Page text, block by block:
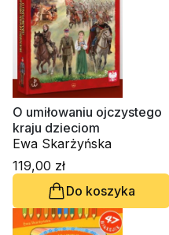
O umiłowaniu ojczystego
kraju dzieciom
Ewa Skarżyńska
119,00 zł
Do koszyka